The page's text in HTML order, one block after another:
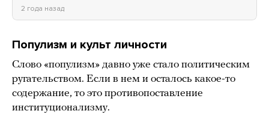
2 года назад
Популизм и культ личности
Слово «популизм» давно уже стало политическим
ругательством. Если в нем и осталось какое-то
содержание, то это противопоставление
институционализму.